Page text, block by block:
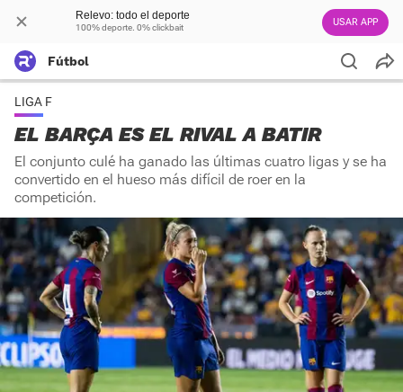
Relevo: todo el deporte
100% deporte. 0% clickbait USAR APP
Fútbol
LIGA F
EL BARÇA ES EL RIVAL A BATIR
El conjunto culé ha ganado las últimas cuatro ligas y se ha
convertido en el hueso más difícil de roer en la
competición.